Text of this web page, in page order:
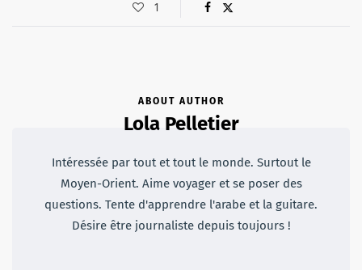
1
ABOUT AUTHOR
Lola Pelletier
Intéressée par tout et tout le monde. Surtout le
Moyen-Orient. Aime voyager et se poser des
questions. Tente d'apprendre l'arabe et la guitare.
Désire être journaliste depuis toujours !